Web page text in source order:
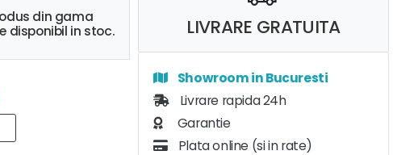
din gama
disponibil in stoc.
LIVRARE GRATUITA
Showroom in Bucuresti
Livrare rapida 24h
Garantie
Plata online (si in rate)